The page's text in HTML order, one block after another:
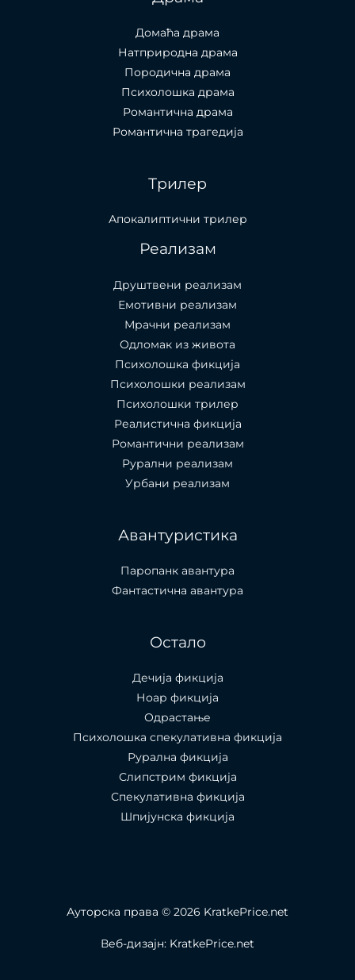
Домаћа драма
Натприродна драма
Породична драма
Психолошка драма
Романтична драма
Романтична трагедија
Трилер
Апокалиптични трилер
Реализам
Друштвени реализам
Емотивни реализам
Мрачни реализам
Одломак из живота
Психолошкa фикција
Психолошки реализам
Психолошки трилер
Реалистична фикција
Романтични реализам
Рурални реализам
Урбани реализам
Авантуристика
Паропанк авантура
Фантастична авантура
Остало
Дечија фикција
Ноар фикција
Одрастање
Психолошка спекулативна фикција
Рурална фикција
Слипстрим фикција
Спекулативна фикција
Шпијунска фикција
Ауторска права © 2026 KratkePrice.net
Веб-дизајн: KratkePrice.net